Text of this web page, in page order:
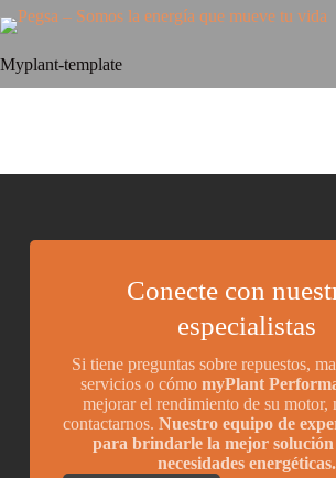
Myplant-template
Conecte con
especialistas
Si tiene preguntas sobre repuestos,
servicios o cómomyPlant
mejorar el rendimiento de su motor,
contactarnos.Nuestro equipo de
para brindarle la mejor solución
necesidades energéticas.